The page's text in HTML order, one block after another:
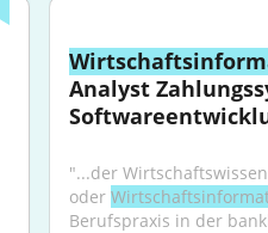
Analyst
"...der
oder
Berufspraxis in der